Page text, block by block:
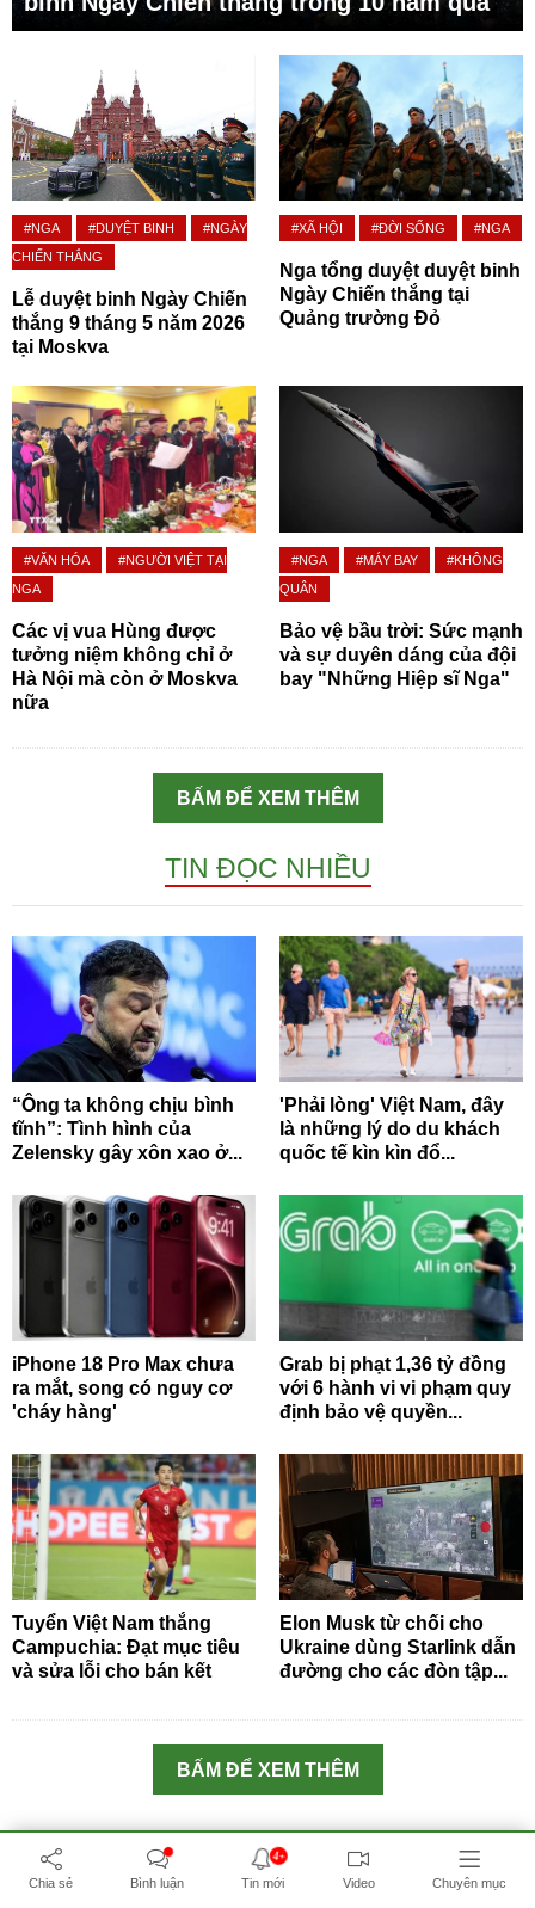
#NGA #DUYỆT BINH
#NGÀY
CHIẾN THẮNG
Lễ duyệt binh Ngày Chiến
thắng 9 tháng 5 năm 2026
tại Moskva
#XÃ HỘI #ĐỜI SỐNG #NGA
Nga tổng duyệt duyệt binh
Ngày Chiến thắng tại
Quảng trường Đỏ
#VĂN HÓA
#NGƯỜI VIỆT TẠI
NGA
Các vị vua Hùng được
tưởng niệm không chỉ ở
Hà Nội mà còn ở Moskva
nữa
#NGA #MÁY BAY
#KHÔNG
QUÂN
Bảo vệ bầu trời: Sức mạnh
và sự duyên dáng của đội
bay "Những Hiệp sĩ Nga"
BẤM ĐỂ XEM THÊM
TIN ĐỌC NHIỀU
“Ông ta không chịu bình
tĩnh”: Tình hình của
Zelensky gây xôn xao ở...
'Phải lòng' Việt Nam, đây
là những lý do du khách
quốc tế kìn kìn đổ...
iPhone 18 Pro Max chưa
ra mắt, song có nguy cơ
'cháy hàng'
Grab bị phạt 1,36 tỷ đồng
với 6 hành vi vi phạm quy
định bảo vệ quyền...
Tuyển Việt Nam thắng
Campuchia: Đạt mục tiêu
và sửa lỗi cho bán kết
Elon Musk từ chối cho
Ukraine dùng Starlink dẫn
đường cho các đòn tập...
BẤM ĐỂ XEM THÊM
СМИ сетевое издание «Baonga.com»
Chia sẻ Bình luận
4+
Tin mới Video Chuyên mục